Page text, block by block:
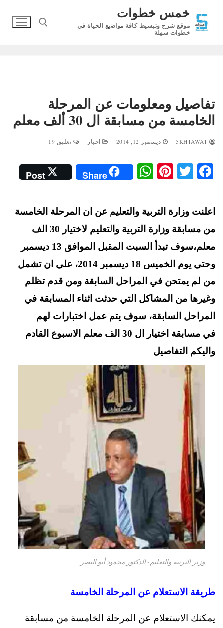
المحتوى
خمس خطوات
موقع شرح وتبسيط كافة مواضيع الحياة في
خطوات سهلة
تفاصيل ومعلومات عن المرحلة
الخامسة من مسابقة ال 30 ألف معلم
ديسمبر 12, 2014 اخبار تعليق 19
Fa
ok
T
tte
r
Pi
es
t
W
ha
ts
A
pp
Share
Post
اعلنت وزارة التربية والتعليم عن ان المرحلة الخامسة
من مسابقة وزارة التربية والتعليم لاختيار 30 الف
معلم،سوف تبدأ السبت المقبل الموافق 13 ديسمبر
وحتي يوم الخميس 18 ديسمبر 2014، علي ان تشمل
من لم يمتحن في المراحل السابقة ومن قدم تظلم
وغيرها من المشاكل التي حدثت اثناء المسابقة في
المراحل السابقة، سوف يتم عمل اختبارات لهم
في مسابقة اختيار ال 30 الف معلم الاسبوع القادم
واليكم التفاصيل
وزير التربية والتعليم- الدكتور محمود أبو النصر
طريقة الاستعلام عن المرحلة الخامسة
يمكنك الاستعلام عن المرحلة الخامسة من مسابقة